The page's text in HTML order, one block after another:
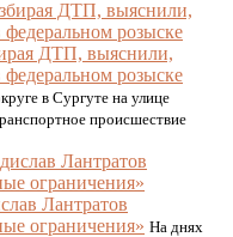
ДТП, выяснили,
розыске
в Сургуте на улице
происшествие
Лантратов
ограничения» На днях